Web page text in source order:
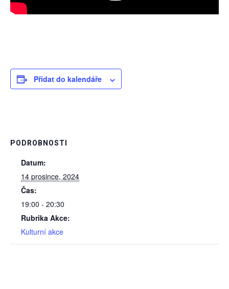
Přidat do kalendáře
PODROBNOSTI
Datum:
14 prosince, 2024
Čas:
19:00 - 20:30
Rubrika Akce:
Kulturní akce